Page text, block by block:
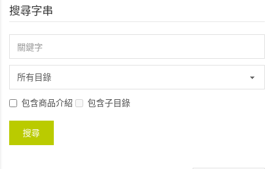
搜尋字串
包含商品介紹 包含子目錄